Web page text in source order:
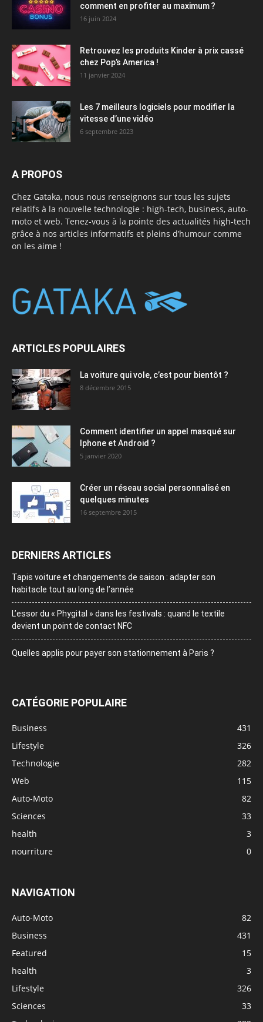
comment en profiter au maximum ?
16 juin 2024
Retrouvez les produits Kinder à prix cassé
chez Pop’s America !
11 janvier 2024
Les 7 meilleurs logiciels pour modifier la
vitesse d’une vidéo
6 septembre 2023
A PROPOS
Chez Gataka, nous nous renseignons sur tous les sujets
relatifs à la nouvelle technologie : high-tech, business, auto-
moto et web. Tenez-vous à la pointe des actualités high-tech
grâce à nos articles informatifs et pleins d’humour comme
on les aime !
ARTICLES POPULAIRES
La voiture qui vole, c’est pour bientôt ?
8 décembre 2015
Comment identifier un appel masqué sur
Iphone et Android ?
5 janvier 2020
Créer un réseau social personnalisé en
quelques minutes
16 septembre 2015
DERNIERS ARTICLES
Tapis voiture et changements de saison : adapter son
habitacle tout au long de l’année
L’essor du « Phygital » dans les festivals : quand le textile
devient un point de contact NFC
Quelles applis pour payer son stationnement à Paris ?
CATÉGORIE POPULAIRE
Business
431
Lifestyle
326
Technologie
282
Web
115
Auto-Moto
82
Sciences
33
health
3
nourriture
0
NAVIGATION
Auto-Moto
82
Business
431
Featured
15
health
3
Lifestyle
326
Sciences
33